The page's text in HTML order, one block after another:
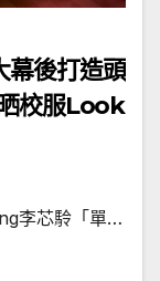
幕後打造頭
校服Look
李芯駖「單…